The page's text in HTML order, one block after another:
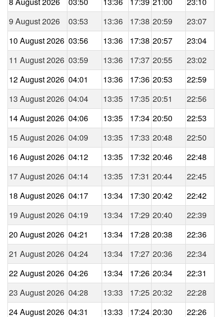
9 August 2026
03:53 13:36 17:38 20:59
23:07
10 August 2026 03:56 13:36 17:38 20:57
23:04
11 August 2026 03:59 13:36 17:37 20:55
23:02
12 August 2026 04:01 13:36 17:36 20:53
22:59
13 August 2026 04:04 13:35 17:35 20:51
22:56
14 August 2026 04:06 13:35 17:34 20:50
22:53
15 August 2026 04:09 13:35 17:33 20:48
22:50
16 August 2026 04:12 13:35 17:32 20:46
22:48
17 August 2026 04:14 13:35 17:31 20:44
22:45
18 August 2026 04:17 13:34 17:30 20:42
22:42
19 August 2026 04:19 13:34 17:29 20:40
22:39
20 August 2026 04:21 13:34 17:28 20:38
22:36
21 August 2026 04:24 13:34 17:27 20:36
22:34
22 August 2026 04:26 13:34 17:26 20:34
22:31
23 August 2026 04:28 13:33 17:25 20:32
22:28
24 August 2026 04:31 13:33 17:24 20:30 22:26